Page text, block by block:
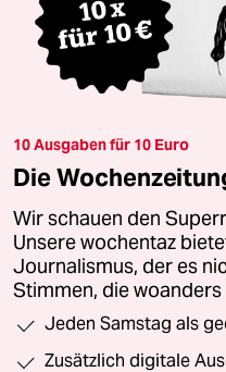
10 Ausgaben für 10 Euro
Die
Wir schauen den
Unsere wochentaz
Journalismus, der es
Stimmen, die
Jeden Samstag als
Zusätzlich digitale